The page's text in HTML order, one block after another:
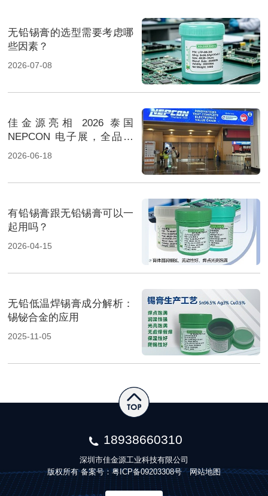
无铅锡膏的选型需要考虑哪
些因素？
2026-07-08
佳金源亮相 2026 泰国
NEPCON 电子展，全品类
焊料重磅展出，高性能锡膏
2026-06-18
有铅锡膏跟无铅锡膏可以一
起用吗？
2026-04-15
无铅低温焊锡膏成分解析：
锡铋合金的应用
2025-11-05
18938660310
深圳市佳金源工业科技有限公司
版权所有 备案号：粤ICP备09203308号 网站地图